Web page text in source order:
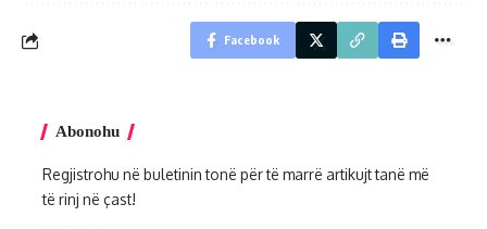
Facebook
Abonohu
Regjistrohu në buletinin tonë për të marrë artikujt tanë më
të rinj në çast!